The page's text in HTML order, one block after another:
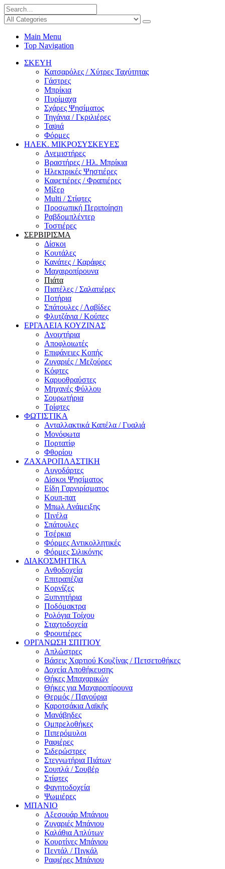
Main Menu
Top Navigation
ΣΚΕΥΗ
Κατσαρόλες / Χύτρες Ταχύτητας
Γάστρες
Μπρίκια
Πυρίμαχα
Σχάρες Ψησίματος
Τηγάνια / Γκριλιέρες
Ταψιά
Φόρμες
ΗΛΕΚ. ΜΙΚΡΟΣΥΣΚΕΥΕΣ
Ανεμιστήρες
Βραστήρες / Ηλ. Μπρίκια
Ηλεκτρικές Ψηστιέρες
Καφετιέρες / Φραπιέρες
Μίξερ
Multi / Στίφτες
Προσωπική Περιποίηση
Ραβδομπλέντερ
Τοστιέρες
ΣΕΡΒΙΡΙΣΜΑ
Δίσκοι
Κουτάλες
Κανάτες / Καράφες
Μαχαιροπίρουνα
Πιάτα
Πιατέλες / Σαλατιέρες
Ποτήρια
Σπάτουλες / Λαβίδες
Φλυτζάνια / Κούπες
ΕΡΓΑΛΕΙΑ ΚΟΥΖΙΝΑΣ
Ανοιχτήρια
Αποφλοιωτές
Επιφάνειες Κοπής
Ζυγαριές / Μεζούρες
Κόφτες
Καρυοθραύστες
Μηχανές Φύλλου
Σουρωτήρια
Τρίφτες
ΦΩΤΙΣΤΙΚΑ
Ανταλλακτικά Καπέλα / Γυαλιά
Μονόφωτα
Πορτατίφ
Φθορίου
ΖΑΧΑΡΟΠΛΑΣΤΙΚΗ
Αυγοδάρτες
Δίσκοι Ψησίματος
Είδη Γαρνιρίσματος
Κουπ-πατ
Μπωλ Ανάμειξης
Πινέλα
Σπάτουλες
Τσέρκια
Φόρμες Αντικολλητικές
Φόρμες Σιλικόνης
ΔΙΑΚΟΣΜΗΤΙΚΑ
Ανθοδοχεία
Επιτραπέζια
Κορνίζες
Ξυπνητήρια
Ποδόμακτρα
Ρολόγια Τοίχου
Σταχτοδοχεία
Φρουτιέρες
ΟΡΓΑΝΩΣΗ ΣΠΙΤΙΟΥ
Απλώστρες
Βάσεις Χαρτιού Κουζίνας / Πετσετοθήκες
Δοχεία Αποθήκευσης
Θήκες Μπαχαρικών
Θήκες για Μαχαιροπίρουνα
Θερμός / Παγούρια
Καροτσάκια Λαϊκής
Μανάβηδες
Ομπρελοθήκες
Πιπερόμυλοι
Ραφιέρες
Σιδερώστρες
Στεγνωτήρια Πιάτων
Σουπλά / Σουβέρ
Στίφτες
Φαγητοδοχεία
Ψωμιέρες
ΜΠΑΝΙΟ
Αξεσουάρ Μπάνιου
Ζυγαριές Μπάνιου
Καλάθια Απλύτων
Κουρτίνες Μπάνιου
Πεντάλ / Πιγκάλ
Ραφιέρες Μπάνιου